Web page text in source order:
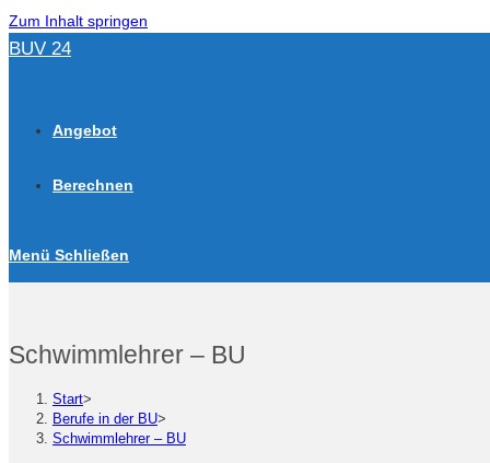
Zum Inhalt springen
BUV 24
Angebot
Berechnen
Menü Schließen
Schwimmlehrer – BU
Start>
Berufe in der BU>
Schwimmlehrer – BU